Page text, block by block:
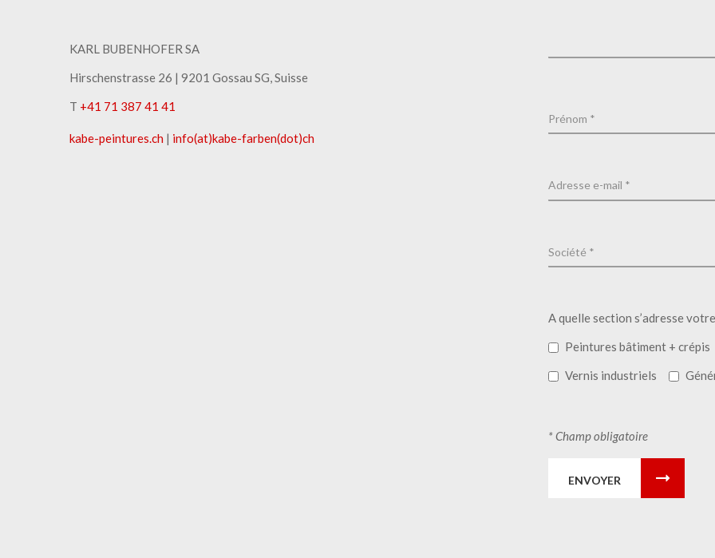
KARL BUBENHOFER SA
Hirschenstrasse 26 | ​9201 Gossau SG, Suisse
T +41 71 387 41 41
kabe-peintures.ch | info(at)kabe-​farben(dot)ch
A quelle section s’adresse
Peintures bâtiment + crépis
Vernis industriels
* Champ obligatoire
ENVOYER